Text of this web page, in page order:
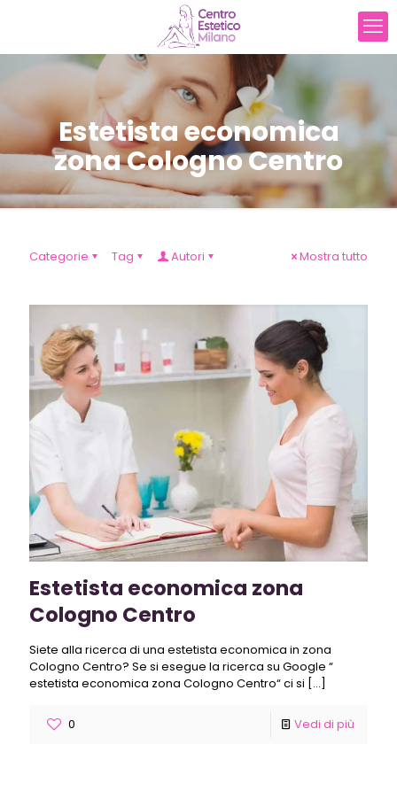
Estetista economica
zona Cologno Centro
Categorie Tag Autori Mostra tutto
Estetista economica zona
Cologno Centro
Siete alla ricerca di una estetista economica in zona
Cologno Centro? Se si esegue la ricerca su Google “
estetista economica zona Cologno Centro“ ci si […]
0 Vedi di più